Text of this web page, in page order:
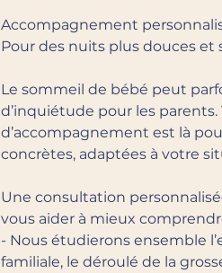
Accompagnement
Pour des nuits plus douces
Le sommeil de bébé peut
d’inquiétude pour les parents.
d’accompagnement est là
concrètes, adaptées à votre
Une consultation
vous aider à mieux
- Nous étudierons ensemble
familiale, le déroulé de la